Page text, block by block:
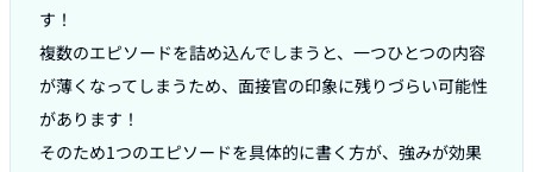
す！
複数のエピソードを詰め込んでしまうと、一つひとつの内容
が薄くなってしまうため、面接官の印象に残りづらい可能性
があります！
そのため1つのエピソードを具体的に書く方が、強みが効果